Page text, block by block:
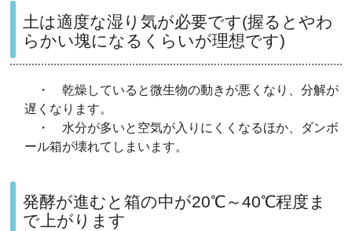
土は適度な湿り気が必要です(握るとやわ
らかい塊になるくらいが理想です)
・ 乾燥していると微生物の動きが悪くなり、分解が
遅くなります。
・ 水分が多いと空気が入りにくくなるほか、ダンボ
ール箱が壊れてしまいます。
発酵が進むと箱の中が20℃～40℃程度ま
で上がります